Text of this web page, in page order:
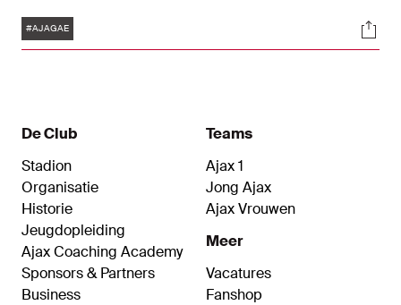
liveblog.
Tags
#AJAGAE
De Club
Stadion
Organisatie
Historie
Jeugdopleiding
Ajax Coaching Academy
Sponsors & Partners
Business
Teams
Ajax 1
Jong Ajax
Ajax Vrouwen
Meer
Vacatures
Fanshop